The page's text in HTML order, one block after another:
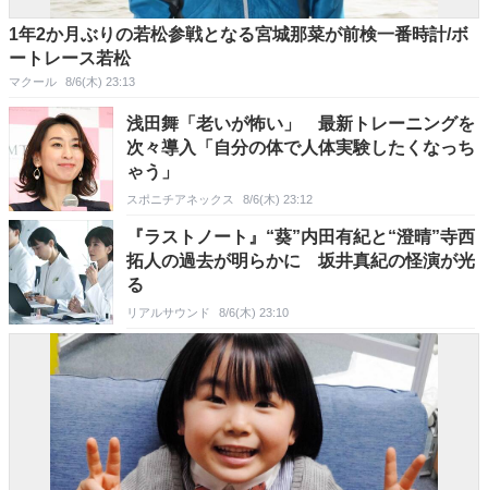
1年2か月ぶりの若松参戦となる宮城那菜が前検一番時計/ボ
ートレース若松
マクール 8/6(木) 23:13
浅田舞「老いが怖い」 最新トレーニングを
次々導入「自分の体で人体実験したくなっち
ゃう」
スポニチアネックス 8/6(木) 23:12
『ラストノート』“葵”内田有紀と“澄晴”寺西
拓人の過去が明らかに 坂井真紀の怪演が光
る
リアルサウンド 8/6(木) 23:10